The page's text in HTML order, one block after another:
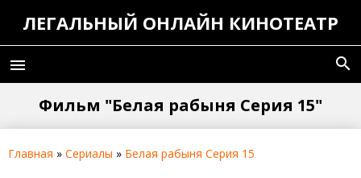
ЛЕГАЛЬНЫЙ ОНЛАЙН КИНОТЕАТР
menu search
Фильм "Белая рабыня Серия 15"
Главная » Сериалы » Белая рабыня Серия 15